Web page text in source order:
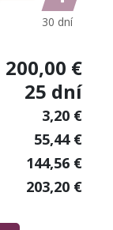
200,00 €
25 dní
3,20 €
55,44 €
144,56 €
203,20 €